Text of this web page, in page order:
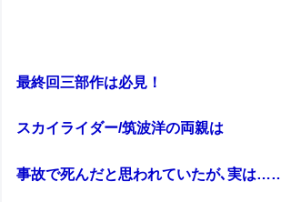
最終回三部作は必見！
スカイライダー/筑波洋の両親は
事故で死んだと思われていたが､実は